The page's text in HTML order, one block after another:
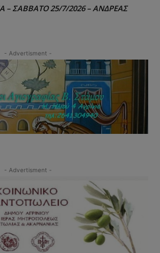
– ΣΑΒΒΑΤΟ 25/7/2026 – ΑΝΔΡΕΑΣ
- Advertisment -
- Advertisment -